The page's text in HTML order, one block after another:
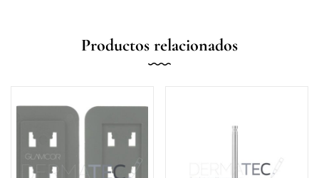
Productos relacionados